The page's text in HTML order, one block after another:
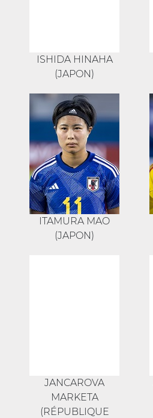
ISHIDA HINAHA
(JAPON)
ITAMURA MAO
(JAPON)
JANCAROVA
MARKETA
(RÉPUBLIQUE